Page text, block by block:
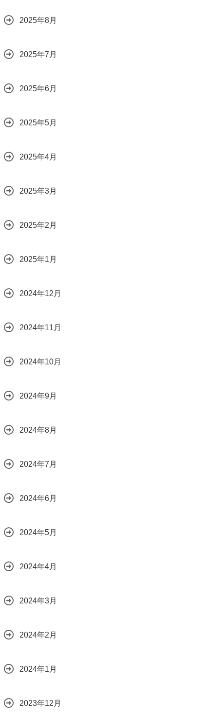
2025年8月
2025年7月
2025年6月
2025年5月
2025年4月
2025年3月
2025年2月
2025年1月
2024年12月
2024年11月
2024年10月
2024年9月
2024年8月
2024年7月
2024年6月
2024年5月
2024年4月
2024年3月
2024年2月
2024年1月
2023年12月